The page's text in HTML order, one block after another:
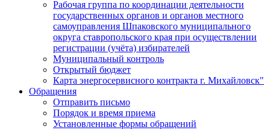
Рабочая группа по координации деятельности
государственных органов и органов местного
самоуправления Шпаковского муниципального
округа ставропольского края при осуществлении
регистрации (учёта) избирателей
Муниципальный контроль
Открытый бюджет
Карта энергосервисного контракта г. Михайловск"
Обращения
Отправить письмо
Порядок и время приема
Установленные формы обращений